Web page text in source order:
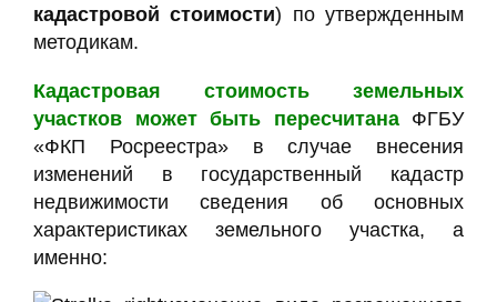
кадастровой стоимости) по утвержденным
методикам.
Кадастровая стоимость земельных
участков может быть пересчитана ФГБУ
«ФКП Росреестра» в случае внесения
изменений в государственный кадастр
недвижимости сведения об основных
характеристиках земельного участка, а
именно: